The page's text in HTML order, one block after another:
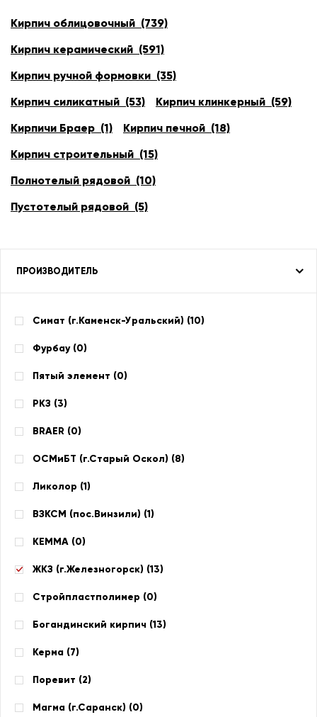
Кирпич облицовочный (739)
Кирпич керамический (591)
Кирпич ручной формовки (35)
Кирпич силикатный (53)
Кирпич клинкерный (59)
Кирпичи Браер (1)
Кирпич печной (18)
Кирпич строительный (15)
Полнотелый рядовой (10)
Пустотелый рядовой (5)
ПРОИЗВОДИТЕЛЬ
Симат (г.Каменск-Уральский) (10)
Фурбау (0)
Пятый элемент (0)
РКЗ (3)
BRAER (0)
ОСМиБТ (г.Старый Оскол) (8)
Ликолор (1)
ВЗКСМ (пос.Винзили) (1)
КЕММА (0)
ЖКЗ (г.Железногорск) (13)
Стройпластполимер (0)
Богандинский кирпич (13)
Керма (7)
Поревит (2)
Магма (г.Саранск) (0)